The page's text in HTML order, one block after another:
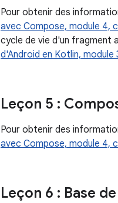
Pour obtenir des
avec Compose, module 4,
cycle de vie d'un fragment
d'Android en Kotlin,
Leçon 5 :
Pour obtenir des
avec Compose, module 4,
Leçon 6 : Base